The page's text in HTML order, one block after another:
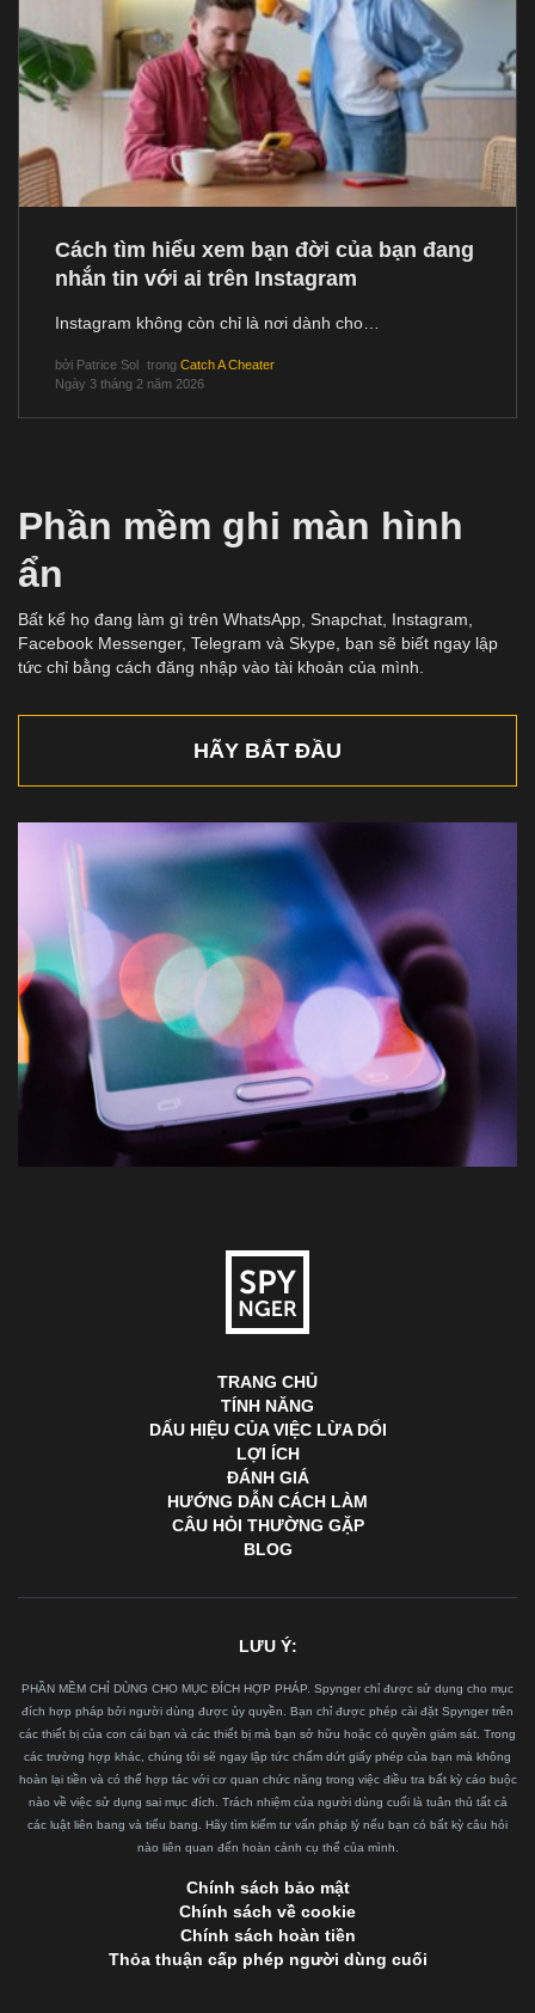
Cách tìm hiểu xem bạn đời của bạn đang
nhắn tin với ai trên Instagram
Instagram không còn chỉ là nơi dành cho…
bởi Patrice Sol trong Catch A Cheater
Ngày 3 tháng 2 năm 2026
Phần mềm ghi màn hình
ẩn
Bất kể họ đang làm gì trên WhatsApp, Snapchat, Instagram,
Facebook Messenger, Telegram và Skype, bạn sẽ biết ngay lập
tức chỉ bằng cách đăng nhập vào tài khoản của mình.
HÃY BẮT ĐẦU
TRANG CHỦ
TÍNH NĂNG
DẤU HIỆU CỦA VIỆC LỪA DỐI
LỢI ÍCH
ĐÁNH GIÁ
HƯỚNG DẪN CÁCH LÀM
CÂU HỎI THƯỜNG GẶP
BLOG
LƯU Ý:
PHẦN MỀM CHỈ DÙNG CHO MỤC ĐÍCH HỢP PHÁP. Spynger chỉ được sử dụng cho mục
đích hợp pháp bởi người dùng được ủy quyền. Bạn chỉ được phép cài đặt Spynger trên
các thiết bị của con cái bạn và các thiết bị mà bạn sở hữu hoặc có quyền giám sát. Trong
các trường hợp khác, chúng tôi sẽ ngay lập tức chấm dứt giấy phép của bạn mà không
hoàn lại tiền và có thể hợp tác với cơ quan chức năng trong việc điều tra bất kỳ cáo buộc
nào về việc sử dụng sai mục đích. Trách nhiệm của người dùng cuối là tuân thủ tất cả
các luật liên bang và tiểu bang. Hãy tìm kiếm tư vấn pháp lý nếu bạn có bất kỳ câu hỏi
nào liên quan đến hoàn cảnh cụ thể của mình.
Chính sách bảo mật
Chính sách về cookie
Chính sách hoàn tiền
Thỏa thuận cấp phép người dùng cuối